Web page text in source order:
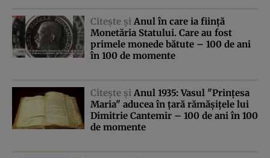
Citeşte şi Anul în care ia fiinţă
Monetăria Statului. Care au fost
primele monede bătute – 100 de ani
în 100 de momente
Citeşte şi Anul 1935: Vasul "Prinţesa
Maria" aducea în ţară rămăşiţele lui
Dimitrie Cantemir – 100 de ani în 100
de momente